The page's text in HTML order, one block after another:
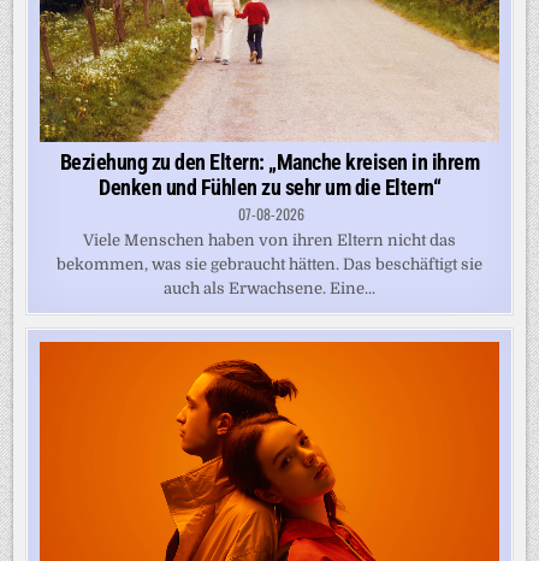
Beziehung zu den Eltern: „Manche kreisen in ihrem
Denken und Fühlen zu sehr um die Eltern“
07-08-2026
Viele Menschen haben von ihren Eltern nicht das
bekommen, was sie gebraucht hätten. Das beschäftigt sie
auch als Erwachsene. Eine...